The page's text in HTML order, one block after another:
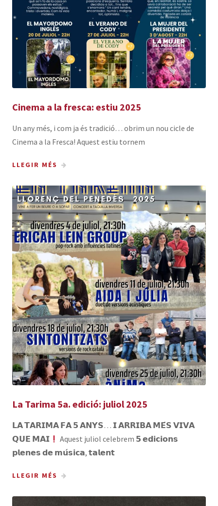
Cinema a la fresca: estiu 2025
Un any més, i com ja és tradició… obrim un nou cicle de
Cinema a la Fresca! Aquest estiu tornem
LLEGIR MÉS
La Tarima 5a. edició: juliol 2025
𝗟𝗔 𝗧𝗔𝗥𝗜𝗠𝗔 𝗙𝗔 𝟱 𝗔𝗡𝗬𝗦… 𝗜 𝗔𝗥𝗥𝗜𝗕𝗔 𝗠𝗘́𝗦 𝗩𝗜𝗩𝗔
𝗤𝗨𝗘 𝗠𝗔𝗜
Aquest juliol celebrem 𝟱 𝗲𝗱𝗶𝗰𝗶𝗼𝗻𝘀
𝗽𝗹𝗲𝗻𝗲𝘀 𝗱𝗲 𝗺𝘂́𝘀𝗶𝗰𝗮, 𝘁𝗮𝗹𝗲𝗻𝘁
LLEGIR MÉS